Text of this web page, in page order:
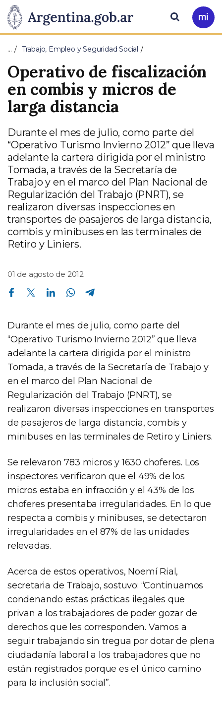
Presidencia
de
la
Nación
Pasar al contenido principal
Ir
a
Buscar
… Trabajo, Empleo y Seguridad Social
Operativo de fiscalización
en combis y micros de
larga distancia
Durante el mes de julio, como parte del
“Operativo Turismo Invierno 2012” que lleva
adelante la cartera dirigida por el ministro
Tomada, a través de la Secretaría de
Trabajo y en el marco del Plan Nacional de
Regularización del Trabajo (PNRT), se
realizaron diversas inspecciones en
transportes de pasajeros de larga distancia,
combis y minibuses en las terminales de
Retiro y Liniers.
01 de agosto de 2012
Compartir en Facebook Compartir en Twitter Compartir en Linkedin Compartir en Whatsapp
Durante el mes de julio, como parte del
“Operativo Turismo Invierno 2012” que lleva
adelante la cartera dirigida por el ministro
Tomada, a través de la Secretaría de Trabajo y
en el marco del Plan Nacional de
Regularización del Trabajo (PNRT), se
realizaron diversas inspecciones en transportes
de pasajeros de larga distancia, combis y
minibuses en las terminales de Retiro y Liniers.
Se relevaron 783 micros y 1630 choferes. Los
inspectores verificaron que el 49% de los
micros estaba en infracción y el 43% de los
choferes presentaba irregularidades. En lo que
respecta a combis y minibuses, se detectaron
irregularidades en el 87% de las unidades
relevadas.
Acerca de estos operativos, Noemí Rial,
secretaria de Trabajo, sostuvo: “Continuamos
condenando estas prácticas ilegales que
privan a los trabajadores de poder gozar de
derechos que les corresponden. Vamos a
seguir trabajando sin tregua por dotar de plena
ciudadanía laboral a los trabajadores que no
están registrados porque es el único camino
para la inclusión social”.